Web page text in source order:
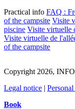
Practical info FAQ :
of the campsite Visite
piscine Visite virtuelle
Visite virtuelle de
of the campsite
Copyright 2026,
Legal notice | Personal
Book